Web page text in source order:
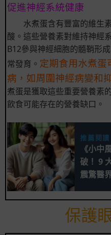
促進神經系統健康
水煮蛋含有豐富的維生
酸。這些營養素對維持神經
B12參與神經細胞的髓鞘形
常發育。 定期食用水煮蛋
病，如周圍神經病變和
煮蛋是獲取這些重要營養素
飲食可能存在的營養缺口。
推薦閱讀
《小中
破！ 9
震驚醫
保護